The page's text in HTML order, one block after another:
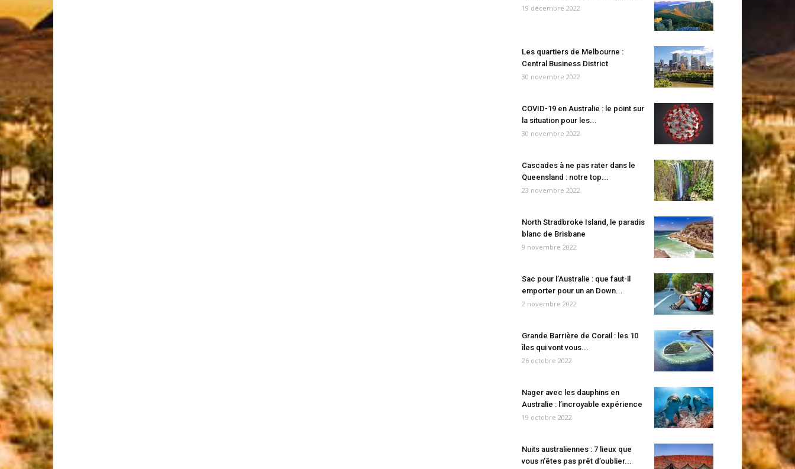
19 décembre 2022
Les quartiers de Melbourne :
Central Business District
30 novembre 2022
COVID-19 en Australie : le point sur
la situation pour les...
30 novembre 2022
Cascades à ne pas rater dans le
Queensland : notre top...
23 novembre 2022
North Stradbroke Island, le paradis
blanc de Brisbane
9 novembre 2022
Sac pour l’Australie : que faut-il
emporter pour un an Down...
2 novembre 2022
Grande Barrière de Corail : les 10
îles qui vont vous...
26 octobre 2022
Nager avec les dauphins en
Australie : l’incroyable expérience
19 octobre 2022
Nuits australiennes : 7 lieux que
vous n’êtes pas prêt d’oublier...